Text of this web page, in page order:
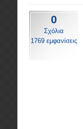
0
Σχόλια
1769 εμφανίσεις